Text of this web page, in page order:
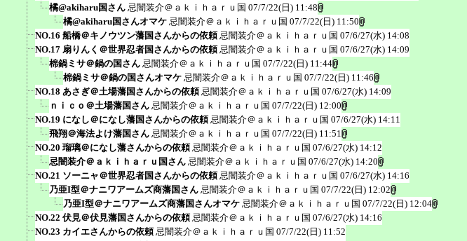
橘@akiharu国さん 忌闇装介＠ａｋｉｈａｒｕ国 07/7/22(日) 11:48
橘@akiharu国さんオマケ 忌闇装介＠ａｋｉｈａｒｕ国 07/7/22(日) 11:50
NO.16 船橋＠キノウツン藩国さんからの依頼 忌闇装介＠ａｋｉｈａｒｕ国 07/6/27(水) 14:08
NO.17 扇りんく＠世界忍者国さんからの依頼 忌闇装介＠ａｋｉｈａｒｕ国 07/6/27(水) 14:09
棉鍋ミサ＠鍋の国さん 忌闇装介＠ａｋｉｈａｒｕ国 07/7/22(日) 11:44
棉鍋ミサ＠鍋の国さんオマケ 忌闇装介＠ａｋｉｈａｒｕ国 07/7/22(日) 11:46
NO.18 あさぎ＠土場藩国さんからの依頼 忌闇装介＠ａｋｉｈａｒｕ国 07/6/27(水) 14:09
ｎｉｃｏ＠土場藩国さん 忌闇装介＠ａｋｉｈａｒｕ国 07/7/22(日) 12:00
NO.19 になし＠になし藩国さんからの依頼 忌闇装介＠ａｋｉｈａｒｕ国 07/6/27(水) 14:11
飛翔＠海法よけ藩国さん 忌闇装介＠ａｋｉｈａｒｕ国 07/7/22(日) 11:51
NO.20 瑠璃＠になし藩さんからの依頼 忌闇装介＠ａｋｉｈａｒｕ国 07/6/27(水) 14:12
忌闇装介＠ａｋｉｈａｒｕ国さん 忌闇装介＠ａｋｉｈａｒｕ国 07/6/27(水) 14:20
NO.21 ソーニャ＠世界忍者国さんからの依頼 忌闇装介＠ａｋｉｈａｒｕ国 07/6/27(水) 14:16
乃亜I型＠ナニワアームズ商藩国さん 忌闇装介＠ａｋｉｈａｒｕ国 07/7/22(日) 12:02
乃亜I型＠ナニワアームズ商藩国さんオマケ 忌闇装介＠ａｋｉｈａｒｕ国 07/7/22(日) 12:04
NO.22 伏見＠伏見藩国さんからの依頼 忌闇装介＠ａｋｉｈａｒｕ国 07/6/27(水) 14:16
NO.23 カイエさんからの依頼 忌闇装介＠ａｋｉｈａｒｕ国 07/7/22(日) 11:52